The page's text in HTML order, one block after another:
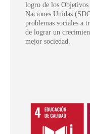
logro de los Objetivos
Naciones Unidas
problemas sociales a
de lograr un
mejor sociedad.